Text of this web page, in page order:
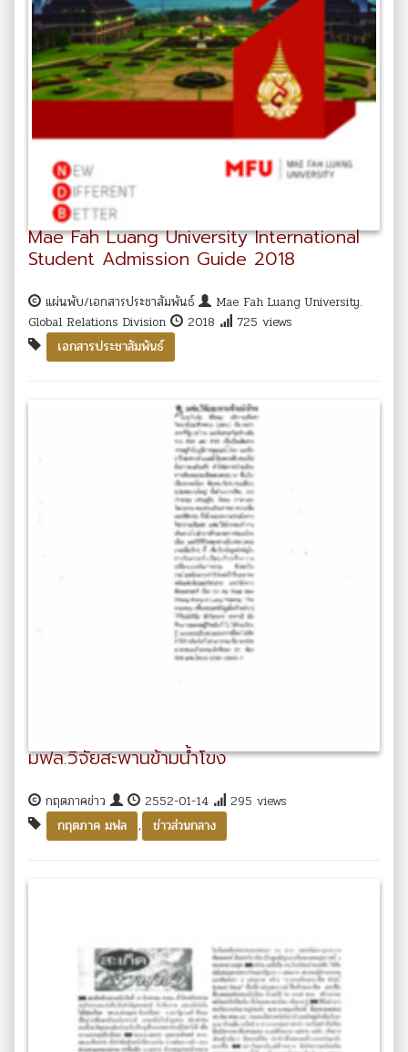
Mae Fah Luang University International
Student Admission Guide 2018
แผ่นพับ/เอกสารประชาสัมพันธ์
Mae Fah Luang University.
Global Relations Division
2018
725 views
เอกสารประชาสัมพันธ์
มฟล.วิจัยสะพานข้ามน้ำโขง
กฤตภาคข่าว 2552-01-14
295 views
กฤตภาค มฟล
, ข่าวส่วนกลาง